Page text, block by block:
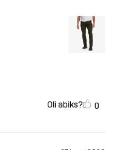
Oli abiks? 0